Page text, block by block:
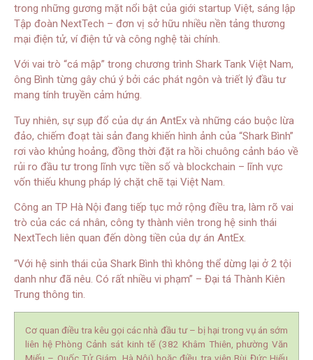
trong những gương mặt nổi bật của giới startup Việt, sáng lập
Tập đoàn NextTech – đơn vị sở hữu nhiều nền tảng thương
mại điện tử, ví điện tử và công nghệ tài chính.
Với vai trò “cá mập” trong chương trình Shark Tank Việt Nam,
ông Bình từng gây chú ý bởi các phát ngôn và triết lý đầu tư
mang tính truyền cảm hứng.
Tuy nhiên, sự sụp đổ của dự án AntEx và những cáo buộc lừa
đảo, chiếm đoạt tài sản đang khiến hình ảnh của “Shark Bình”
rơi vào khủng hoảng, đồng thời đặt ra hồi chuông cảnh báo về
rủi ro đầu tư trong lĩnh vực tiền số và blockchain – lĩnh vực
vốn thiếu khung pháp lý chặt chẽ tại Việt Nam.
Công an TP Hà Nội đang tiếp tục mở rộng điều tra, làm rõ vai
trò của các cá nhân, công ty thành viên trong hệ sinh thái
NextTech liên quan đến dòng tiền của dự án AntEx.
“Với hệ sinh thái của Shark Bình thì không thể dừng lại ở 2 tội
danh như đã nêu. Có rất nhiều vi phạm” – Đại tá Thành Kiên
Trung thông tin.
Cơ quan điều tra kêu gọi các nhà đầu tư – bị hại trong vụ án sớm
liên hệ Phòng Cảnh sát kinh tế (382 Khâm Thiên, phường Văn